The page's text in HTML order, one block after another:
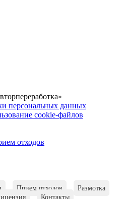
персональных данных
cookie-файлов
отходов
Прием отходов
Размотка
Контакты